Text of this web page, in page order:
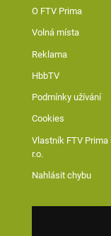
O FTV Prima
Volná místa
Reklama
HbbTV
Podmínky užívání
Cookies
Vlastník FTV Prima
r.o.
Nahlásit chybu